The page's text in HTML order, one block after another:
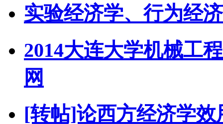
实验经济学、行为经
2014大连大学机械工
网
[转帖]论西方经济学